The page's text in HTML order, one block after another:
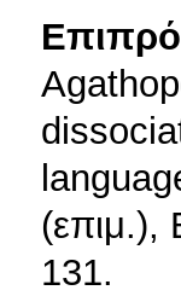
(επιμ.),
131.